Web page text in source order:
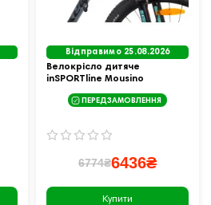
Відправимо 25.08.2026
Велокрісло дитяче
inSPORTline Mousino
ПЕРЕДЗАМОВЛЕННЯ
6774₴6436₴
Купити